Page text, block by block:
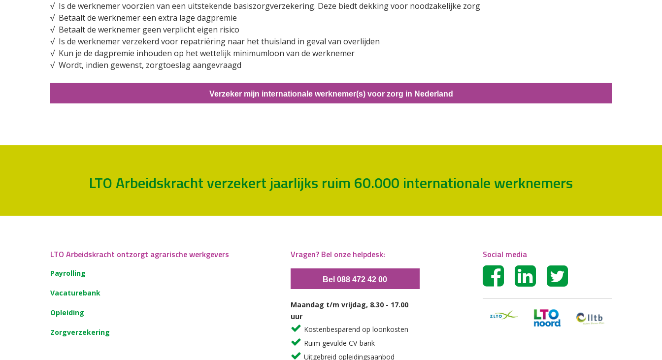
√ Is de werknemer voorzien van een uitstekende basiszorgverzekering. Deze biedt dekking voor noodzakelijke zorg
√ Betaalt de werknemer een extra lage dagpremie
√ Betaalt de werknemer geen verplicht eigen risico
√ Is de werknemer verzekerd voor repatriëring naar het thuisland in geval van overlijden
√ Kun je de dagpremie inhouden op het wettelijk minimumloon van de werknemer
√ Wordt, indien gewenst, zorgtoeslag aangevraagd
Verzeker mijn internationale werknemer(s) voor zorg in Nederland
LTO Arbeidskracht verzekert jaarlijks ruim 60.000 internationale werknemers
LTO Arbeidskracht ontzorgt agrarische werkgevers
Payrolling
Vacaturebank
Opleiding
Zorgverzekering
Vragen? Bel onze helpdesk:
Bel 088 472 42 00
Maandag t/m vrijdag, 8.30 - 17.00
uur
Kostenbesparend op loonkosten
Ruim gevulde CV-bank
Uitgebreid opleidingsaanbod
Social media